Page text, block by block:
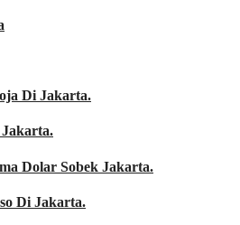
Di Jakarta.
Dolar Sobek Jakarta.
Di Jakarta.